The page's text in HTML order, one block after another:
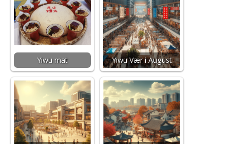
Yiwu mat Yiwu Vær i August